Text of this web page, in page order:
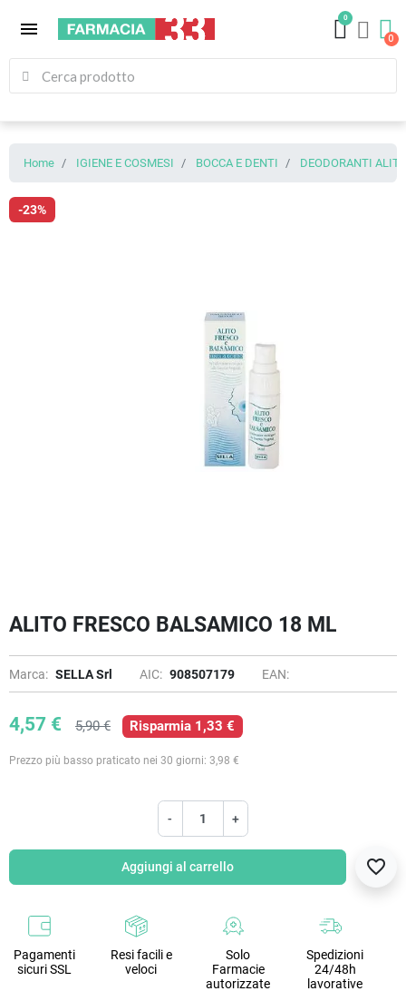
menu
0
Home IGIENE E COSMESI BOCCA E DENTI DEODORANTI
-23%
ALITO FRESCO BALSAMICO 18 ML
Marca: SELLA Srl AIC: 908507179 EAN:
4,57 € 5,90 € Risparmia 1,33 €
Prezzo più basso praticato nei 30 giorni: 3,98 €
- +
Aggiungi al carrello favorite_border
Pagamenti
sicuri SSL
Resi facili e
veloci
Solo
Farmacie
autorizzate
Spedizioni
24/48h
lavorative